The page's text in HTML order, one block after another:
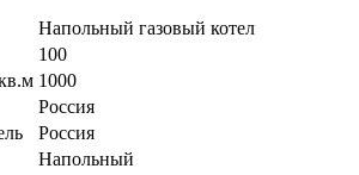
Напольный газовый котел
100
1000
Россия
Россия
Напольный